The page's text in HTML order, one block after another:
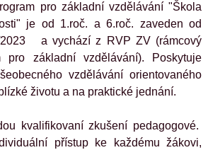
pro základní vzdělávání "Škola
je od 1.roč. a 6.roč. zaveden od
a vychází z RVP ZV (rámcový
pro základní vzdělávání). Poskytuje
vzdělávání orientovaného
životu a na praktické jednání.
kvalifikovaní zkušení pedagogové.
přístup ke každému žákovi,